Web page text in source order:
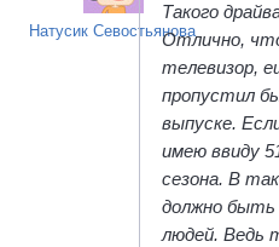
Натусик Севостьянова
Такого
Отлично,
телевизор,
пропустил
выпуске.
имею ввиду
сезона. В
должно быть
людей. Ведь